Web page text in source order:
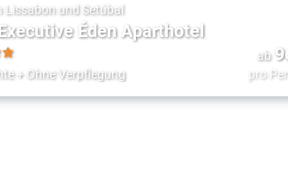
Lissabon und Setúbal
Éden Aparthotel
+ Ohne Verpflegung
ab
pro